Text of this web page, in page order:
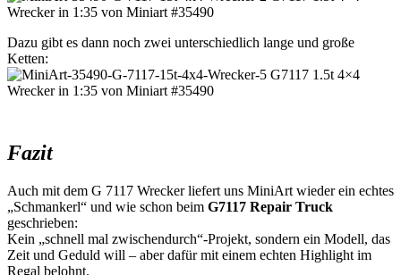
Dazu gibt es dann noch zwei unterschiedlich lange und große
Ketten:
Fazit
Auch mit dem G 7117 Wrecker liefert uns MiniArt wieder ein echtes
„Schmankerl“ und wie schon beim G7117 Repair Truck
geschrieben:
Kein „schnell mal zwischendurch“-Projekt, sondern ein Modell, das
Zeit und Geduld will – aber dafür mit einem echten Highlight im
Regal belohnt.